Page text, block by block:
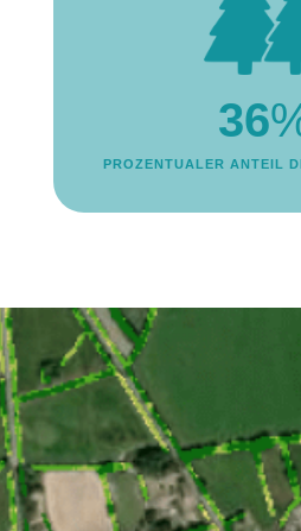
36
PROZENTUALER ANTEIL